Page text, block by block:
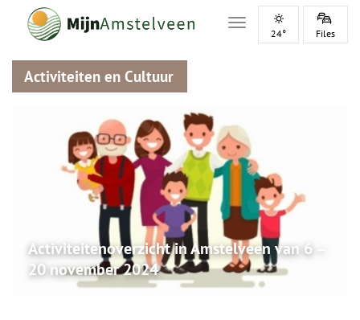
Toggle navigation
24° Files
Activiteiten en Cultuur
Activiteitenoverzicht in Amstelveen van 6 –
20 november 2024